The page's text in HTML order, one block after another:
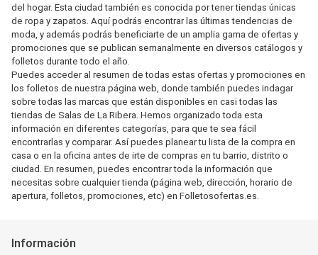
del hogar. Esta ciudad también es conocida por tener tiendas únicas
de ropa y zapatos. Aquí podrás encontrar las últimas tendencias de
moda, y además podrás beneficiarte de un amplia gama de ofertas y
promociones que se publican semanalmente en diversos catálogos y
folletos durante todo el año.
Puedes acceder al resumen de todas estas ofertas y promociones en
los folletos de nuestra página web, donde también puedes indagar
sobre todas las marcas que están disponibles en casi todas las
tiendas de Salas de La Ribera. Hemos organizado toda esta
información en diferentes categorías, para que te sea fácil
encontrarlas y comparar. Así puedes planear tu lista de la compra en
casa o en la oficina antes de irte de compras en tu barrio, distrito o
ciudad. En resumen, puedes encontrar toda la información que
necesitas sobre cualquier tienda (página web, dirección, horario de
apertura, folletos, promociones, etc) en Folletosofertas.es.
Información